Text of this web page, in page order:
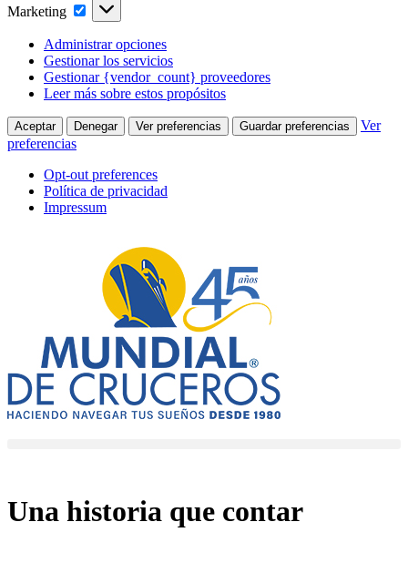
Marketing
Administrar opciones
Gestionar los servicios
Gestionar {vendor_count} proveedores
Leer más sobre estos propósitos
Aceptar Denegar Ver preferencias Guardar preferencias
Ver
preferencias
Opt-out preferences
Política de privacidad
Impressum
Una historia que contar